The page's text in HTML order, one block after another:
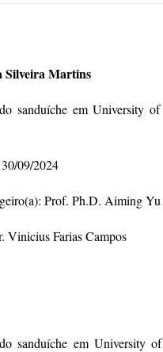
Silveira Martins
sanduíche em University
09/2024
Prof. Ph.D. Aiming Yu
Vinicius Farias Campos
sanduíche em University